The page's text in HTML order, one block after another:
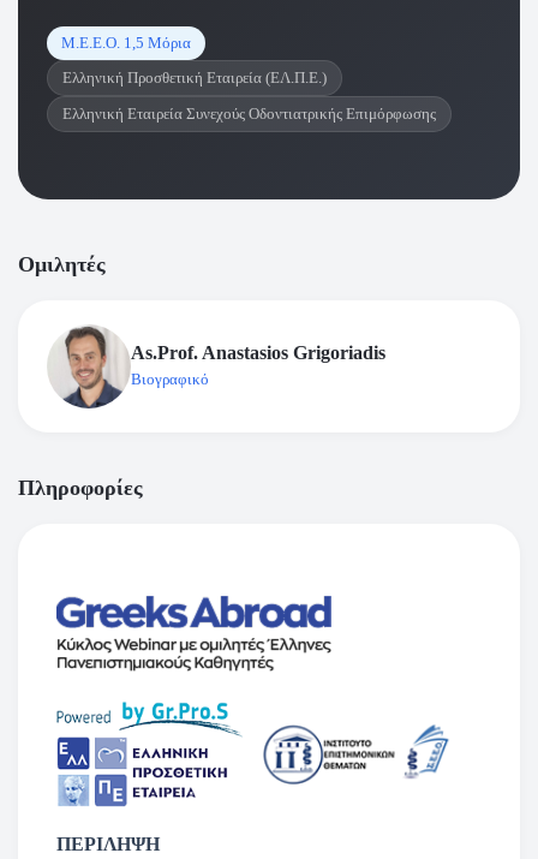
Μ.Ε.Ε.Ο. 1,5 Μόρια
Ελληνική Προσθετική Εταιρεία (ΕΛ.Π.Ε.)
Ελληνική Εταιρεία Συνεχούς Οδοντιατρικής Επιμόρφωσης
Ομιλητές
As.Prof. Anastasios Grigoriadis
Βιογραφικό
Πληροφορίες
ΠΕΡΙΛΗΨΗ